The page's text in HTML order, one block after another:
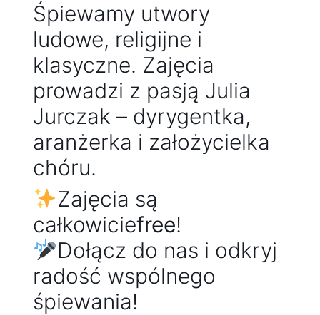
Śpiewamy utwory
ludowe, religijne i
klasyczne. Zajęcia
prowadzi z pasją Julia
Jurczak – dyrygentka,
aranżerka i założycielka
chóru.
Zajęcia są
całkowiciefree!
Dołącz do nas i odkryj
radość wspólnego
śpiewania!